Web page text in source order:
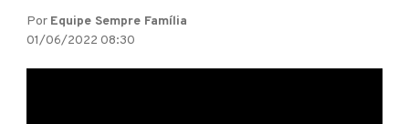
Por Equipe Sempre Família
01/06/2022 08:30